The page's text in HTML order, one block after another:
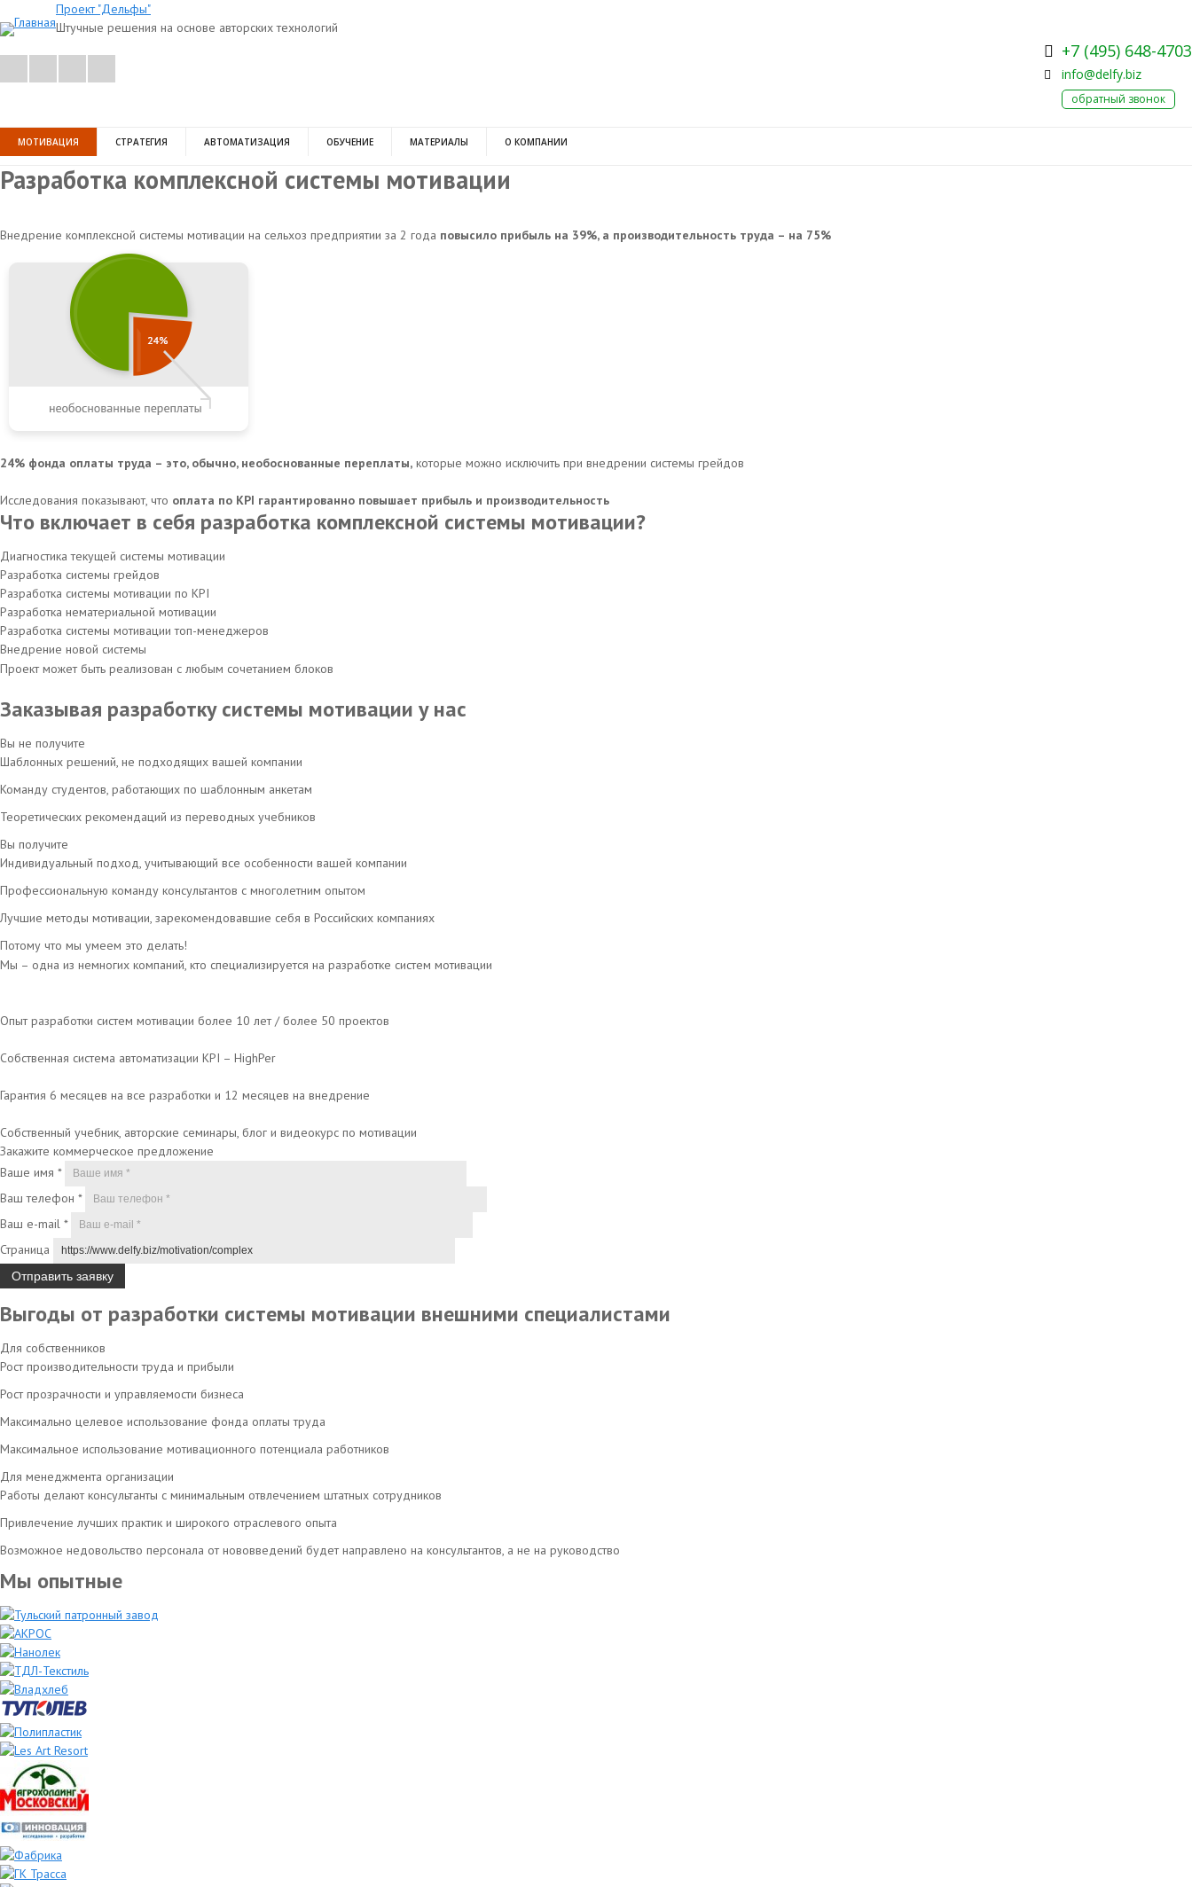
Проект "Дельфы"
Штучные решения на основе авторских технологий
+7 (495) 648-4703
info@delfy.biz
обратный звонок
МОТИВАЦИЯ СТРАТЕГИЯ АВТОМАТИЗАЦИЯ ОБУЧЕНИЕ МАТЕРИАЛЫ О КОМПАНИИ
Разработка комплексной системы мотивации
Внедрение комплексной системы мотивации на сельхоз предприятии за 2 года повысило прибыль на 39%, а производительность труда – на 75%
24% фонда оплаты труда – это, обычно, необоснованные переплаты, которые можно исключить при внедрении системы грейдов
Исследования показывают, что оплата по KPI гарантированно повышает прибыль и производительность
Что включает в себя разработка комплексной системы мотивации?
Диагностика текущей системы мотивации
Разработка системы грейдов
Разработка системы мотивации по KPI
Разработка нематериальной мотивации
Разработка системы мотивации топ-менеджеров
Внедрение новой системы
Проект может быть реализован с любым сочетанием блоков
Заказывая разработку системы мотивации у нас
Вы не получите
Шаблонных решений, не подходящих вашей компании
Команду студентов, работающих по шаблонным анкетам
Теоретических рекомендаций из переводных учебников
Вы получите
Индивидуальный подход, учитывающий все особенности вашей компании
Профессиональную команду консультантов с многолетним опытом
Лучшие методы мотивации, зарекомендовавшие себя в Российских компаниях
Потому что мы умеем это делать!
Мы – одна из немногих компаний, кто специализируется на разработке систем мотивации
Опыт разработки систем мотивации более 10 лет / более 50 проектов
Собственная система автоматизации KPI – HighPer
Гарантия 6 месяцев на все разработки и 12 месяцев на внедрение
Собственный учебник, авторские семинары, блог и видеокурс по мотивации
Закажите коммерческое предложение
Ваше имя *
Ваш телефон *
Ваш e-mail *
Страница
Выгоды от разработки системы мотивации внешними специалистами
Для собственников
Рост производительности труда и прибыли
Рост прозрачности и управляемости бизнеса
Максимально целевое использование фонда оплаты труда
Максимальное использование мотивационного потенциала работников
Для менеджмента организации
Работы делают консультанты с минимальным отвлечением штатных сотрудников
Привлечение лучших практик и широкого отраслевого опыта
Возможное недовольство персонала от нововведений будет направлено на консультантов, а не на руководство
Мы опытные